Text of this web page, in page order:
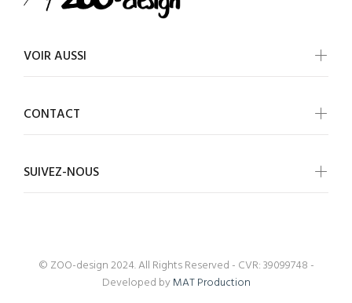
VOIR AUSSI
CONTACT
SUIVEZ-NOUS
© ZOO-design 2024. All Rights Reserved - CVR: 39099748 -
Developed byMAT Production